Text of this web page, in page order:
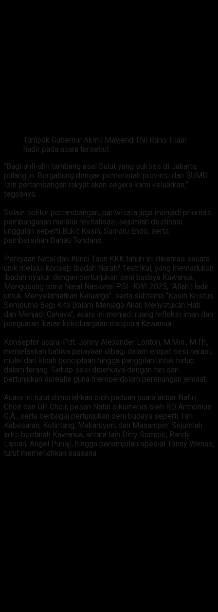
Tampak Gubernur Akmil Mayjend TNI Rano Tilaar
hadir pada acara tersebut
‎“Bagi ahli-ahli tambang asal Sulut yang sukses di Jakarta,
pulang jo. Bergabung dengan pemerintah provinsi dan BUMD.
Izin pertambangan rakyat akan segera kami keluarkan,”
tegasnya.
‎Selain sektor pertambangan, pariwisata juga menjadi prioritas
pembangunan melalui revitalisasi sejumlah destinasi
unggulan seperti Bukit Kasih, Sumaru Endo, serta
pembersihan Danau Tondano.
‎Perayaan Natal dan Kunci Taon KKK tahun ini dikemas secara
unik melalui konsep Ibadah Naratif Teatrikal, yang memadukan
ibadah syukur dengan pertunjukan seni budaya Kawanua.
Mengusung tema Natal Nasional PGI–KWI 2025, “Allah Hadir
untuk Menyelamatkan Keluarga”, serta subtema “Kasih Kristus
Sempurna Bagi Kita Dalam Menjaga Akar, Menyatukan Hati
dan Menjadi Cahaya”, acara ini menjadi ruang refleksi iman dan
penguatan ikatan kekeluargaan diaspora Kawanua.
‎Konseptor acara, Pdt. Johny Alexander Lontoh, M.Min., M.Th.,
menjelaskan bahwa perayaan dibagi dalam empat sesi narasi,
mulai dari kisah penciptaan hingga panggilan untuk hidup
dalam terang. Setiap sesi diperkaya dengan tari dan
pertunjukan surealis guna memperdalam perenungan jemaat.
‎Acara ini turut dimeriahkan oleh paduan suara akbar Nafiri
Choir dan GP Choir, pesan Natal oikumenis oleh RD Anthonius
G.A., serta berbagai pertunjukan seni budaya seperti Tari
Kabasaran, Kolintang, Makaruyen, dan Masamper. Sejumlah
artis berdarah Kawanua, antara lain Dirly Sompie, Randy
Lapian, Angel Punaji, hingga penampilan spesial Tonny Wenas,
turut memeriahkan suasana.